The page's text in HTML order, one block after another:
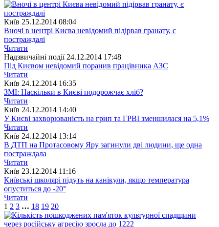
Київ 25.12.2014 08:04
Вночі в центрі Києва невідомий підірвав гранату, є
постраждалі
Читати
Надзвичайні події 24.12.2014 17:48
Під Києвом невідомий поранив працівника АЗС
Читати
Київ 24.12.2014 16:35
ЗМІ: Наскільки в Києві подорожчає хліб?
Читати
Київ 24.12.2014 14:40
У Києві захворюваність на грип та ГРВІ зменшилася на 5,1%
Читати
Київ 24.12.2014 13:14
В ДТП на Протасовому Яру загинули дві людини, ще одна
постраждала
Читати
Київ 23.12.2014 11:16
Київські школярі підуть на канікули, якщо температура
опуститься до -20°
Читати
1 2 3 … 18 19 20